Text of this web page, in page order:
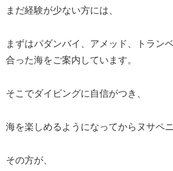
まだ経験が少ない方には、
まずはパダンバイ、アメッド、トラン
合った海をご案内しています。
そこでダイビングに自信がつき、
海を楽しめるようになってからヌサペ
その方が、